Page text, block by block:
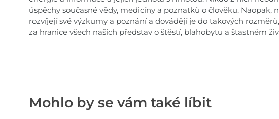
úspěchy současné vědy, medicíny a poznatků o člověku. Naopak,
rozvíjejí své výzkumy a poznání a dovádějí je do takových
za hranice všech našich představ o štěstí, blahobytu a šťastném
Mohlo by se vám také líbit